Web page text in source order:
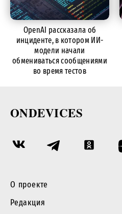
OpenAI рассказала об
инциденте, в котором ИИ-
модели начали
обмениваться сообщениями
во время тестов
ONDEVICES
О проекте
Редакция